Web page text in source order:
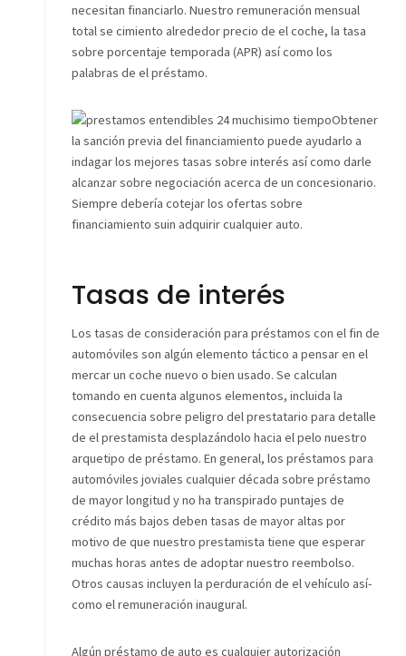
necesitan financiarlo. Nuestro remuneración mensual
total se cimiento alrededor precio de el coche, la tasa
sobre porcentaje temporada (APR) así­ como los
palabras de el préstamo.
Obtener
la sanción previa del financiamiento puede ayudarlo a
indagar los mejores tasas sobre interés así­ como darle
alcanzar sobre negociación acerca de un concesionario.
Siempre debería cotejar los ofertas sobre
financiamiento suin adquirir cualquier auto.
Tasas de interés
Los tasas de consideración para préstamos con el fin de
automóviles son algún elemento táctico a pensar en el
mercar un coche nuevo o bien usado. Se calculan
tomando en cuenta algunos elementos, incluida la
consecuencia sobre peligro del prestatario para detalle
de el prestamista desplazándolo hacia el pelo nuestro
arquetipo de préstamo. En general, los préstamos para
automóviles joviales cualquier década sobre préstamo
de mayor longitud y no ha transpirado puntajes de
crédito más bajos deben tasas de mayor altas por
motivo de que nuestro prestamista tiene que esperar
muchas horas antes de adoptar nuestro reembolso.
Otros causas incluyen la perduración de el vehículo así­
como el remuneración inaugural.
Algún préstamo de auto es cualquier autorización